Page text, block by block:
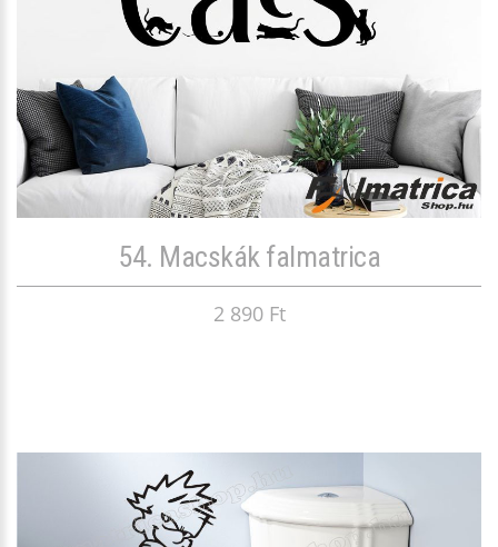
54. Macskák falmatrica
2 890 Ft